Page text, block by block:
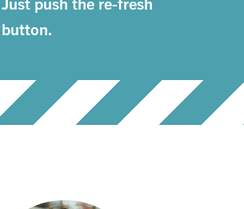
button.